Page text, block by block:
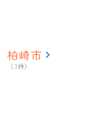
柏崎市
（3件）